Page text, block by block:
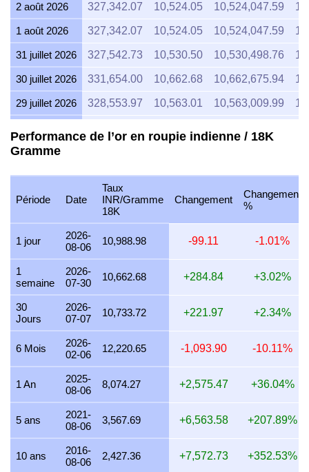
2 août 2026 327,342.07 10,524.05 10,524,047.59
1 août 2026 327,342.07 10,524.05 10,524,047.59
31 juillet 2026 327,542.73 10,530.50 10,530,498.76
30 juillet 2026 331,654.00 10,662.68 10,662,675.94
29 juillet 2026 328,553.97 10,563.01 10,563,009.99
27 juillet 2026
26 juillet 2026 330,770.84 10,634.28 10,634,282.62
25 juillet 2026 330,770.84 10,634.28 10,634,282.62
24 juillet 2026 332,056.24 10,675.61 10,675,608.10
23 juillet 2026 332,262.89 10,682.25 10,682,251.79
22 juillet 2026 339,504.46 10,915.07 10,915,068.48
21 juillet 2026 331,877.60 10,669.86
20 juillet 2026 326,994.67 10,512.88 10,512,878.56
19 juillet 2026 328,923.94 10,574.90 10,574,904.66
18 juillet 2026 328,923.94 10,574.90
17 juillet 2026 328,153.18 10,550.12
16 juillet 2026 325,333.92 10,459.49 10,459,485.66
15 juillet 2026 331,623.15 10,661.68
14 juillet 2026 331,133.58 10,645.94
Performance de l’or en roupie indienne / 18K
Gramme
Période Date
Taux
INR/Gramme
18K
Changement
Changement
%
1 jour
2026-
08-06
10,988.98 -99.11 -1.01%
1
semaine
2026-
07-30
10,662.68 +284.84 +3.02%
30
Jours
2026-
07-07
10,733.72 +221.97 +2.34%
6 Mois
2026-
02-06
12,220.65 -1,093.90 -10.11%
1 An
2025-
08-06
8,074.27 +2,575.47 +36.04%
5 ans
2021-
08-06
3,567.69 +6,563.58 +207.89%
10 ans
2016-
08-06
2,427.36 +7,572.73 +352.53%